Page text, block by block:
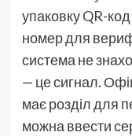
упаковку QR-
номер для
система не
— це сигнал.
має розділ для
можна ввести